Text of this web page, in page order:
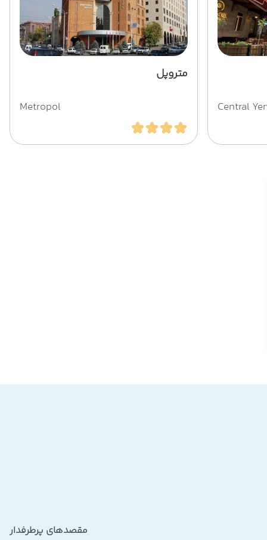
Central
متروپل
Metropol
مقصدهای پرطرفدار